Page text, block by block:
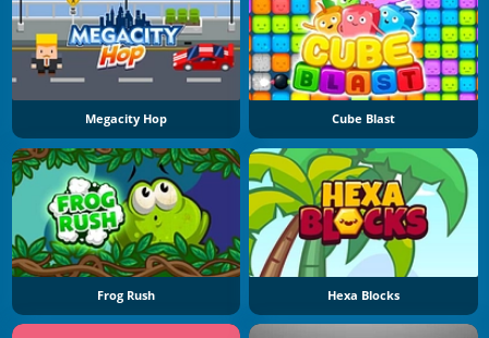
Megacity Hop Cube Blast
Frog Rush Hexa Blocks